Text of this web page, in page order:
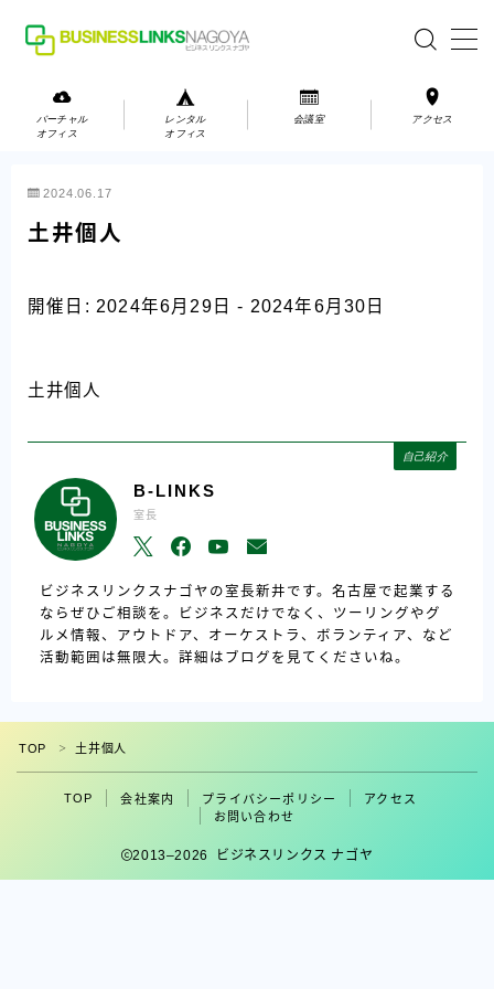
会社案内
フォロー
バーチャル
オフィス
レンタル
オフィス
会議室 アクセス
2024.06.17
土井個人
開催日: 2024年6月29日 - 2024年6月30日
土井個人
自己紹介
B-LINKS
室長
ビジネスリンクスナゴヤの室長新井です。名古屋で起業する
ならぜひご相談を。ビジネスだけでなく、ツーリングやグ
ルメ情報、アウトドア、オーケストラ、ボランティア、など
活動範囲は無限大。詳細はブログを見てくださいね。
TOP ＞ 土井個人
TOP 会社案内 プライバシーポリシー
アクセス
お問い合わせ
2013–2026 ビジネスリンクス ナゴヤ